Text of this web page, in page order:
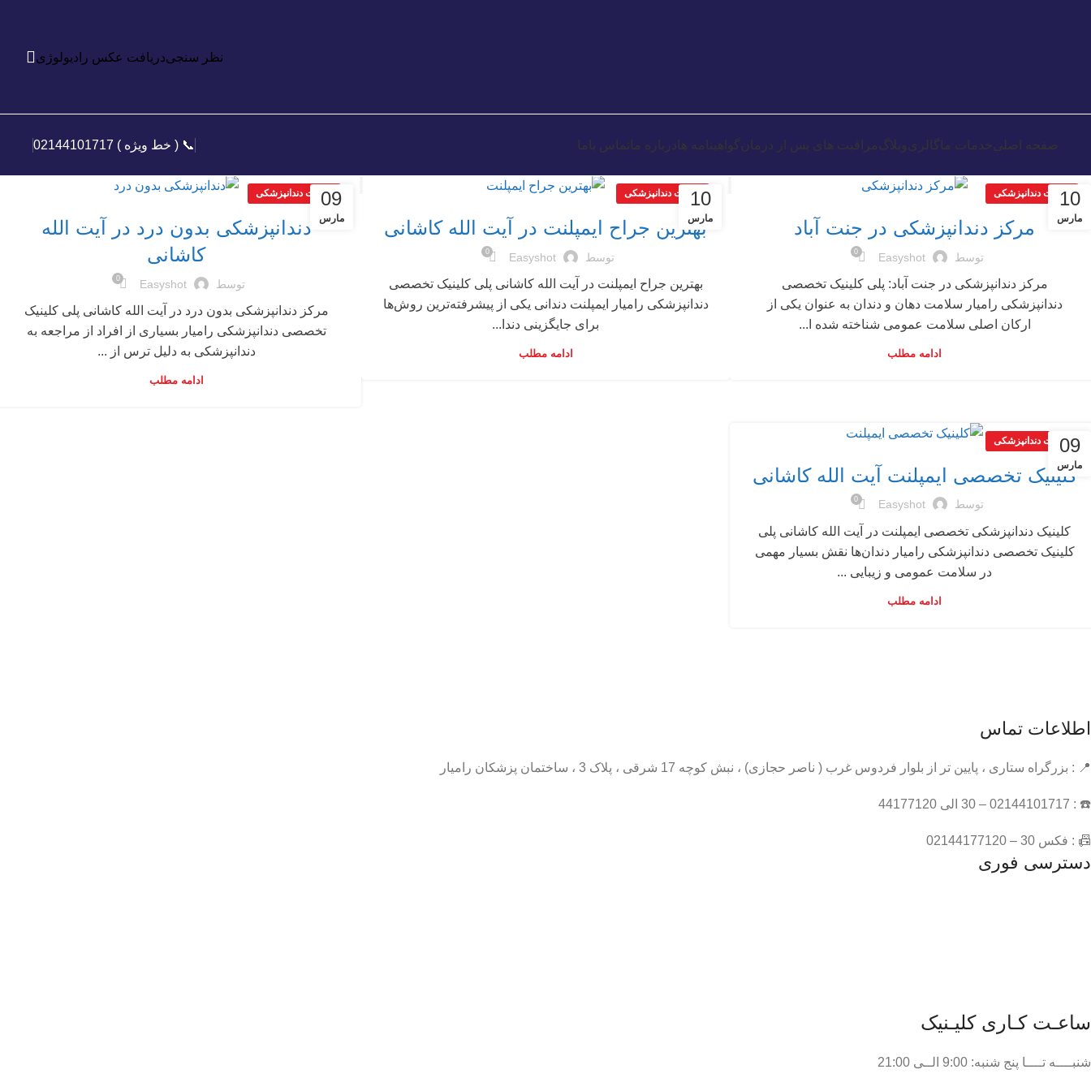
نظر سنجیدریافت عکس رادیولوژی
صفحه اصلیخدمات ما گالریوبلاگمراقبت های پس از درمانگواهینامه ها درباره ما تماس باما 📞 ( خط ویژه ) 02144101717
10
مارس
مقالات دندانپزشکی
مرکز دندانپزشکی در جنت آباد
توسط Easyshot
0
مرکز دندانپزشکی در جنت آباد: پلی کلینیک تخصصی
دندانپزشکی رامیار سلامت دهان و دندان به عنوان یکی از
ارکان اصلی سلامت عمومی شناخته شده ا...
ادامه مطلب
10
مارس
مقالات دندانپزشکی
بهترین جراح ایمپلنت در آیت الله کاشانی
توسط Easyshot
0
بهترین جراح ایمپلنت در آیت الله کاشانی پلی کلینیک تخصصی
دندانپزشکی رامیار ایمپلنت دندانی یکی از پیشرفته‌ترین روش‌ها
برای جایگزینی دندا...
ادامه مطلب
09
مارس
مقالات دندانپزشکی
دندانپزشکی بدون درد در آیت الله
کاشانی
توسط Easyshot
0
مرکز دندانپزشکی بدون درد در آیت الله کاشانی پلی کلینیک
تخصصی دندانپزشکی رامیار بسیاری از افراد از مراجعه به
دندانپزشکی به دلیل ترس از ...
ادامه مطلب
09
مارس
مقالات دندانپزشکی
کلینیک تخصصی ایمپلنت آیت الله کاشانی
توسط Easyshot
0
کلینیک دندانپزشکی تخصصی ایمپلنت در آیت الله کاشانی پلی
کلینیک تخصصی دندانپزشکی رامیار دندان‌ها نقش بسیار مهمی
در سلامت عمومی و زیبایی ...
ادامه مطلب
اطلاعات تماس
📍 : بزرگراه ستاری ، پایین تر از بلوار فردوس غرب ( ناصر حجازی) ، نبش کوچه 17 شرقی ، پلاک 3 ، ساختمان پزشکان رامیار
☎️ : 02144101717 – 30 الی 44177120
📠 : فکس 30 – 02144177120
دسترسی فوری
ساعـت کـاری کلیـنیک
شنبــــه تــــا پنج شنبه: 9:00 الــی 21:00